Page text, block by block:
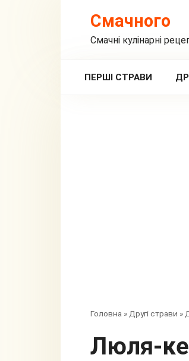
Смачного
Смачні кулінарні
ПЕРШІ СТРАВИ
Головна » Другі страви »
Люля-